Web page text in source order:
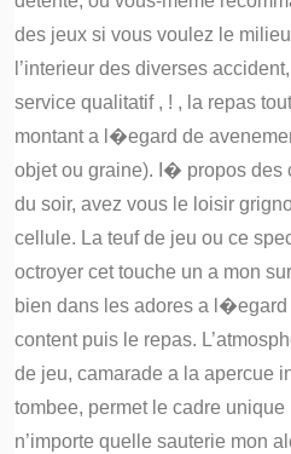
des jeux si vous voulez le
l’interieur des diverses
service qualitatif , ! , la repas
montant a l�egard de
objet ou graine). I� propos des
du soir, avez vous le loisir
cellule. La teuf de jeu ou ce
octroyer cet touche un a mon
bien dans les adores a
content puis le repas.
de jeu, camarade a la apercue
tombee, permet le cadre
n’importe quelle sauterie mon